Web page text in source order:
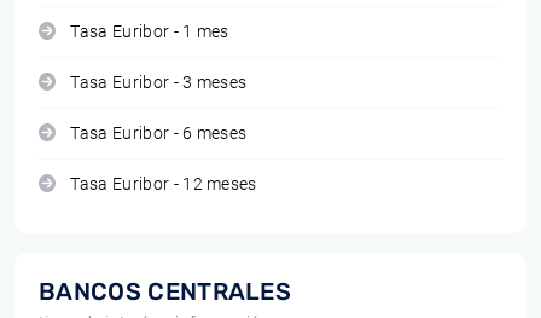
Tasa Euribor - 1 mes
Tasa Euribor - 3 meses
Tasa Euribor - 6 meses
Tasa Euribor - 12 meses
BANCOS CENTRALES